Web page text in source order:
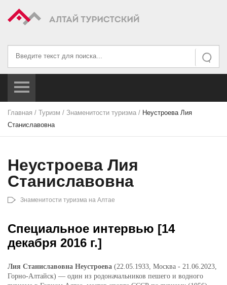
Искать
Искать...
Главная / Туризм / Знаменитости туризма / Неустроева Лия
Станиславовна
Неустроева Лия
Станиславовна
Знаменитости туризма на Алтае
Специальное интервью [14
декабря 2016 г.]
Лия Станиславовна Неустроева (22.05.1933, Москва - 21.06.2023,
Горно-Алтайск) — один из родоначальников пешего и водного